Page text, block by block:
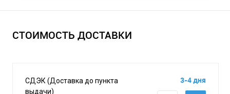
СТОИМОСТЬ ДОСТАВКИ
СДЭК (Доставка до пункта
выдачи)
3-4 дня